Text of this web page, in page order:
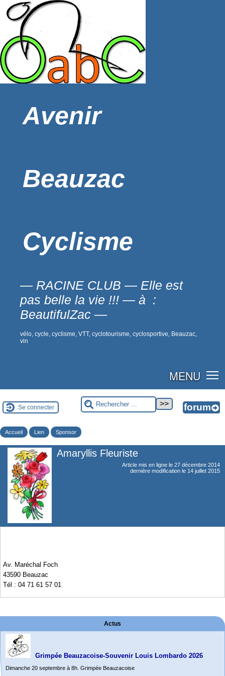
Avenir
Beauzac
Cyclisme
— RACINE CLUB — Elle est
pas belle la vie !!! — à :
BeautifulZac —
vélo, cycle, cyclisme, VTT, cyclotourisme, cyclosportive, Beauzac,
vin
MENU
Se connecter
Accueil Lien Sponsor
Amaryllis Fleuriste
Article mis en ligne le 27 décembre 2014
dernière modification le 14 juillet 2015
Av. Maréchal Foch
43590 Beauzac
Tél : 04 71 61 57 01
Actus
Grimpée Beauzacoise-Souvenir Louis Lombardo 2026
Dimanche 20 septembre à 8h. Grimpée Beauzacoise